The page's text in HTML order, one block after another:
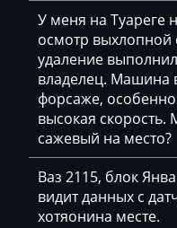
Chery
Chevrolet
Chrysler
Citroen
Claas
CMI
Comacchio
У меня на Туареге
осмотр выхлопной
удаление
владелец. Машина
форсаже, особенно
высокая скорость.
сажевый на место?
Ваз 2115, блок
видит данных с
хотяонина месте.